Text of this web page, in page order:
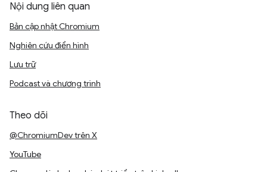
Nội dung liên quan
Bản cập nhật Chromium
Nghiên cứu điển hình
Lưu trữ
Podcast và chương trình
Theo dõi
@ChromiumDev trên X
YouTube